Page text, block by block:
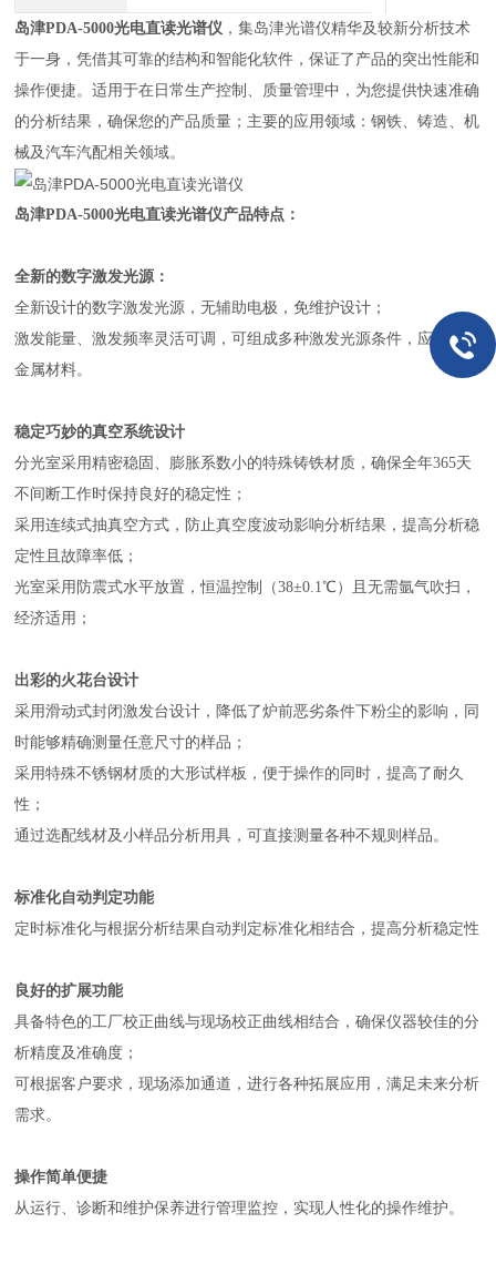
岛津PDA-5000光电直读光谱仪 ，集岛津光谱仪精华及较新分析技术
于一身，凭借其可靠的结构和智能化软件，保证了产品的突出性能和
操作便捷。适用于在日常生产控制、质量管理中，为您提供快速准确
的分析结果，确保您的产品质量；主要的应用领域：钢铁、铸造、机
械及汽车汽配相关领域。
岛津PDA-5000光电直读光谱仪产品特点：
全新的数字激发光源：
全新设计的数字激发光源，无辅助电极，免维护设计；
激发能量、激发频率灵活可调，可组成多种激发光源条件，应对不同
金属材料。
稳定巧妙的真空系统设计
分光室采用精密稳固、膨胀系数小的特殊铸铁材质，确保全年365天
不间断工作时保持良好的稳定性；
采用连续式抽真空方式，防止真空度波动影响分析结果，提高分析稳
定性且故障率低；
光室采用防震式水平放置，恒温控制（38±0.1℃）且无需氩气吹扫，
经济适用；
出彩的火花台设计
采用滑动式封闭激发台设计，降低了炉前恶劣条件下粉尘的影响，同
时能够精确测量任意尺寸的样品；
采用特殊不锈钢材质的大形试样板，便于操作的同时，提高了耐久
性；
通过选配线材及小样品分析用具，可直接测量各种不规则样品。
标准化自动判定功能
定时标准化与根据分析结果自动判定标准化相结合，提高分析稳定性
良好的扩展功能
具备特色的工厂校正曲线与现场校正曲线相结合，确保仪器较佳的分
析精度及准确度；
可根据客户要求，现场添加通道，进行各种拓展应用，满足未来分析
需求。
操作简单便捷
从运行、诊断和维护保养进行管理监控，实现人性化的操作维护。